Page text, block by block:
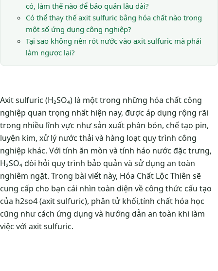
có, làm thế nào để bảo quản lâu dài?
Có thể thay thế axit sulfuric bằng hóa chất nào trong
một số ứng dụng công nghiệp?
Tại sao không nên rót nước vào axit sulfuric mà phải
làm ngược lại?
Axit sulfuric (H₂SO₄) là một trong những hóa chất công
nghiệp quan trọng nhất hiện nay, được áp dụng rộng rãi
trong nhiều lĩnh vực như sản xuất phân bón, chế tạo pin,
luyện kim, xử lý nước thải và hàng loạt quy trình công
nghiệp khác. Với tính ăn mòn và tính háo nước đặc trưng,
H₂SO₄ đòi hỏi quy trình bảo quản và sử dụng an toàn
nghiêm ngặt. Trong bài viết này, Hóa Chất Lộc Thiên sẽ
cung cấp cho bạn cái nhìn toàn diện về công thức cấu tạo
của h2so4 (axit sulfuric), phân tử khối,tính chất hóa học
cũng như cách ứng dụng và hướng dẫn an toàn khi làm
việc với axit sulfuric.